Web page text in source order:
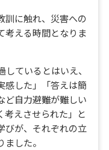
訓に触れ、災害への
考える時間となりま
ているとはいえ、
感した」「答えは簡
ど自力避難が難しい
考えさせられた」と
びが、それぞれの立
した。